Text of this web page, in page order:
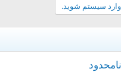
سیستم شوید.